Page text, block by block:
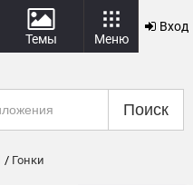
Темы Меню
Вход
Поиск
Гонки